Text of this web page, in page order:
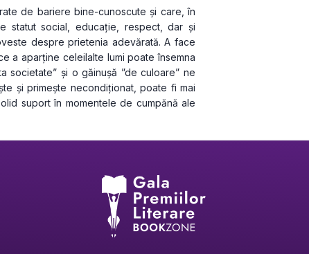
de bariere bine-cunoscute și care, în
statut social, educație, respect, dar și
despre prietenia adevărată. A face
a aparține celeilalte lumi poate însemna
societate” și o găinușă ”de culoare” ne
și primește necondiționat, poate fi mai
suport în momentele de cumpănă ale